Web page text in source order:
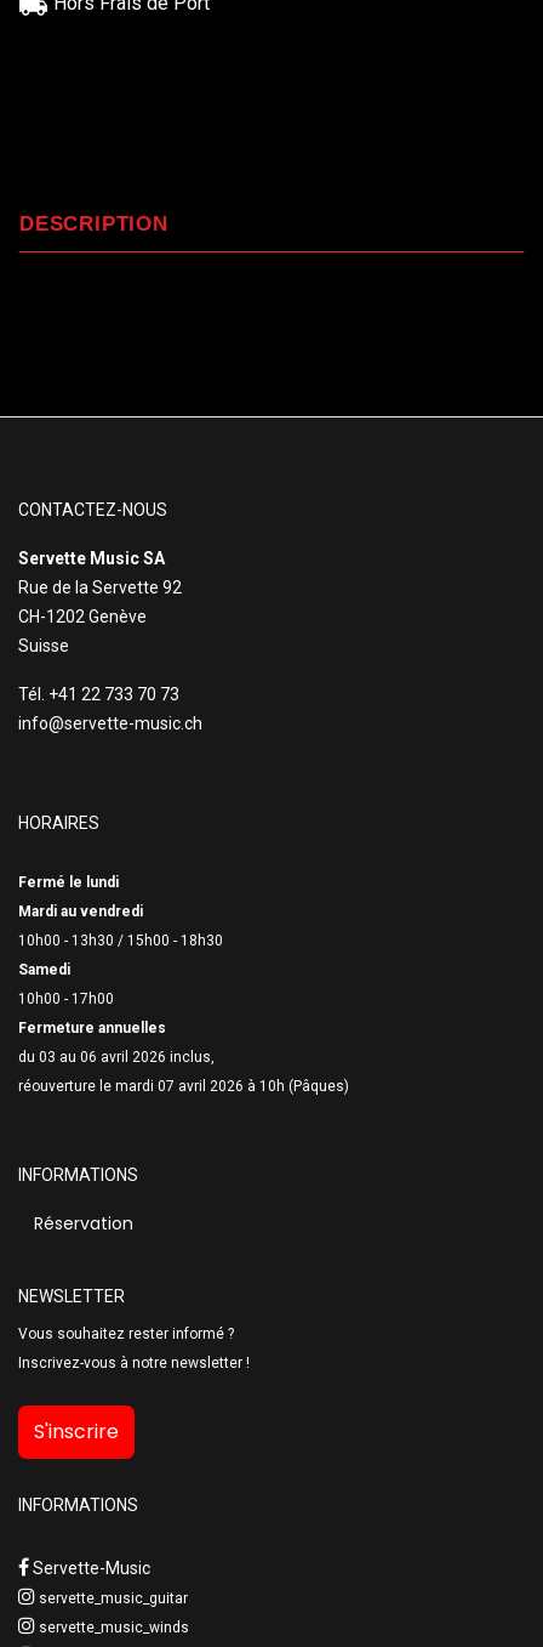
DESCRIPTION
CONTACTEZ-NOUS
Servette Music SA
Rue de la Servette 92
CH-1202 Genève
Suisse
Tél. +41 22 733 70 73
info@servette-music.ch
HORAIRES
Fermé le lundi
Mardi au vendredi
10h00 - 13h30 / 15h00 - 18h30
Samedi
10h00 - 17h00
Fermeture annuelles
du 03 au 06 avril 2026 inclus,
réouverture le mardi 07 avril 2026 à 10h (Pâques)
INFORMATIONS
Réservation
NEWSLETTER
Vous souhaitez rester informé ?
Inscrivez-vous à notre newsletter !
S'inscrire
INFORMATIONS
Servette-Music
servette_music_guitar
servette_music_winds